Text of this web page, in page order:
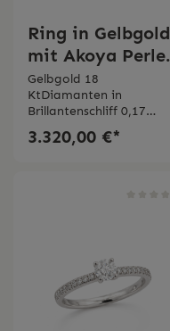
Ring in Gelbgold
mit Akoya Perle
und Diamanten
Gelbgold 18
KtDiamanten in
Brillantenschliff 0,17
ct Akoya Perle
3.320,00 €*